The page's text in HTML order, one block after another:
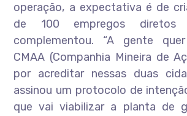
operação, a expectativa é de
de 100 empregos diretos
complementou. “A gente
CMAA (Companhia Mineira de
por acreditar nessas duas
assinou um protocolo de
que vai viabilizar a planta de